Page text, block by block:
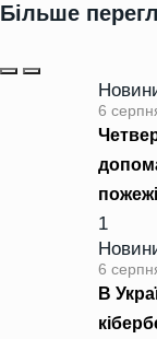
Більше
6
1
6
В